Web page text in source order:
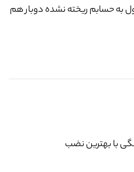
به حسابم ریخته نشده دوبار هم
با بهترین نضب